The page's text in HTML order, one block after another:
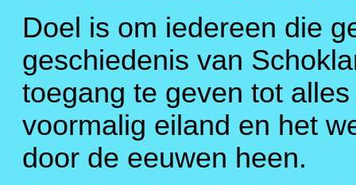
Doel is om iedereen die
geschiedenis van
toegang te geven tot
voormalig eiland en het
door de eeuwen heen.